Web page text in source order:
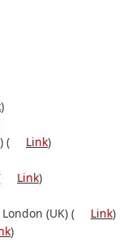
)
( Link)
Link)
(UK) ( Link)
)